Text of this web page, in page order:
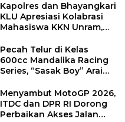
Kapolres dan Bhayangkari
KLU Apresiasi Kolabrasi
Mahasiswa KKN Unram,
Sampah Jadi Rupiah
Pecah Telur di Kelas
600cc Mandalika Racing
Series, “Sasak Boy” Arai
Kemenangan
Menyambut MotoGP 2026,
ITDC dan DPR RI Dorong
Perbaikan Akses Jalan